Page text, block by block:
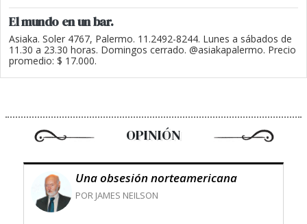
El mundo en un bar.
Asiaka. Soler 4767, Palermo. 11.2492-8244. Lunes a sábados de
11.30 a 23.30 horas. Domingos cerrado. @asiakapalermo. Precio
promedio: $ 17.000.
OPINIÓN
Una obsesión norteamericana
POR JAMES NEILSON